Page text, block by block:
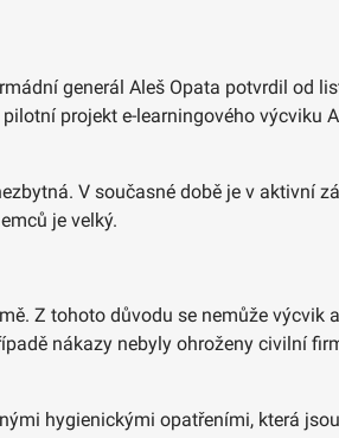
generál Aleš Opata potvrdil od
projekt e-learningového výcviku
V současné době je v aktivní
je velký.
Z tohoto důvodu se nemůže výcvik
nákazy nebyly ohroženy civilní
hygienickými opatřeními, která jsou